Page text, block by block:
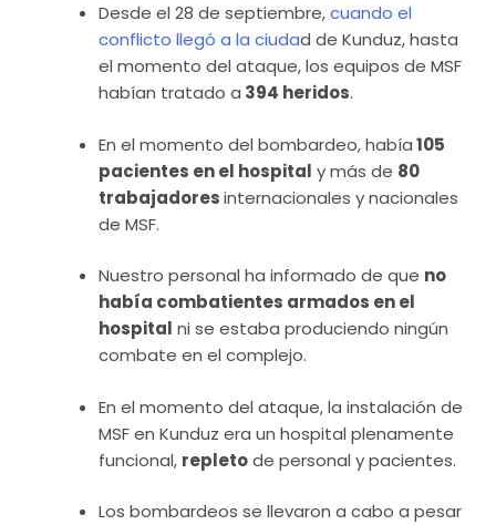
Desde el 28 de septiembre,cuando el
conflicto llegó a la ciudad de Kunduz, hasta
el momento del ataque, los equipos de MSF
habían tratado a 394 heridos.
En el momento del bombardeo, había105
pacientes en el hospital y más de 80
trabajadoresinternacionales y nacionales
de MSF.
Nuestro personal ha informado de que no
había combatientes armados en el
hospital ni se estaba produciendo ningún
combate en el complejo.
En el momento del ataque, la instalación de
MSF en Kunduz era un hospital plenamente
funcional, repletode personal y pacientes.
Los bombardeos se llevaron a cabo a pesar